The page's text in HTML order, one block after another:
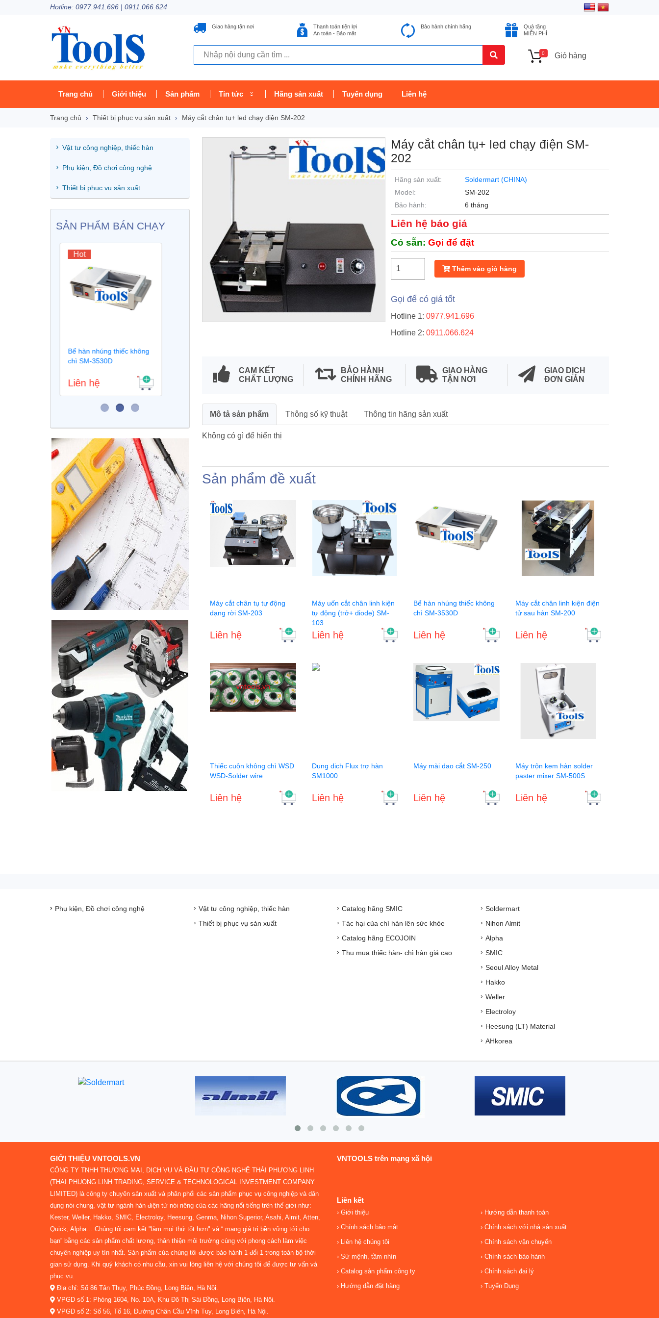
Hotline: 0977.941.696 | 0911.066.624
Giao hàng tận nơi
Thanh toán tiện lợi
An toàn - Bảo mật
Bảo hành chính hãng
Quà tặng
MIỄN PHÍ
0 Giỏ hàng
Trang chủ Giới thiệu Sản phẩm Tin tức Hãng sản xuất Tuyển dụng Liên hệ
Trang chủ Thiết bị phục vụ sản xuất Máy cắt chân tụ+ led chạy điện SM-202
Máy cắt chân tụ+ led chạy điện SM-
202
Hãng sản xuất:
Soldermart (CHINA)
Model:
SM-202
Bảo hành:
6 tháng
Liên hệ báo giá
Có sẵn: Gọi để đặt
Thêm vào giỏ hàng
Gọi để có giá tốt
Hotline 1: 0977.941.696
Hotline 2: 0911.066.624
CAM KẾT
CHẤT LƯỢNG
BẢO HÀNH
CHÍNH HÃNG
GIAO HÀNG
TẬN NƠI
GIAO DỊCH
ĐƠN GIẢN
Mô tả sản phẩm Thông số kỹ thuật Thông tin hãng sản xuất
Không có gì để hiển thị
Sản phẩm đề xuất
Máy cắt chân tụ tự động
dạng rời SM-203
Liên hệ
Máy uốn cắt chân linh kiện
tự động (trở+ diode) SM-
103
Liên hệ
Bể hàn nhúng thiếc không
chì SM-3530D
Liên hệ
Máy cắt chân linh kiện điện
tử sau hàn SM-200
Liên hệ
Thiếc cuộn không chì WSD
WSD-Solder wire
Liên hệ
Dung dịch Flux trợ hàn
SM1000
Liên hệ
Máy mài dao cắt SM-250
Liên hệ
Máy trộn kem hàn solder
paster mixer SM-500S
Liên hệ
Vật tư công nghiệp, thiếc hàn
Phụ kiện, Đồ chơi công nghệ
Thiết bị phục vụ sản xuất
SẢN PHẨM BÁN CHẠY
Hot
Thiếc hàn cuộn không chì
Heesung HGF32 Super
Liên hệ
Hot
Liên hệ
Phụ kiện, Đồ chơi công nghệ
Vật tư công nghiệp, thiếc hàn
Thiết bị phục vụ sản xuất
Catalog hãng SMIC
Tác hại của chì hàn lên sức khỏe
Catalog hãng ECOJOIN
Thu mua thiếc hàn- chì hàn giá cao
Soldermart
Nihon Almit
Alpha
SMIC
Seoul Alloy Metal
Hakko
Weller
Electroloy
Heesung (LT) Material
AHkorea
GIỚI THIỆU VNTOOLS.VN
CÔNG TY TNHH THƯƠNG MẠI, DỊCH VỤ VÀ ĐẦU TƯ CÔNG NGHỆ THÁI PHƯƠNG LINH
(THAI PHUONG LINH TRADING, SERVICE & TECHNOLOGICAL INVESTMENT COMPANY
LIMITED) là công ty chuyên sản xuất và phân phối các sản phẩm phục vụ công nghiệp và dân
dụng nói chung, vật tư ngành hàn điện tử nói riêng của các hãng nổi tiếng trên thế giới như:
Kester, Weller, Hakko, SMIC, Electroloy, Heesung, Genma, Nihon Superior, Asahi, Almit, Atten,
Quick, Alpha… Chúng tôi cam kết "làm mọi thứ tốt hơn" và “ mang giá trị bền vững tới cho
bạn” bằng các sản phẩm chất lượng, thân thiện môi trường cùng với phong cách làm việc
chuyên nghiệp uy tín nhất. Sản phẩm của chúng tôi được bảo hành 1 đổi 1 trong toàn bộ thời
gian sử dụng. Khi quý khách có nhu cầu, xin vui lòng liên hệ với chúng tôi để được tư vấn và
phục vụ.
Địa chỉ: Số 86 Tân Thụy, Phúc Đồng, Long Biên, Hà Nội.
VPGD số 1: Phòng 1604, No. 10A, Khu Đô Thị Sài Đồng, Long Biên, Hà Nội.
VPGD số 2: Số 56, Tổ 16, Đường Chân Cầu Vĩnh Tuy, Long Biên, Hà Nội.
VNTOOLS trên mạng xã hội
Liên kết
Giới thiệu
Chính sách bảo mật
Liên hệ chúng tôi
Sứ mệnh, tầm nhìn
Catalog sản phẩm công ty
Hướng dẫn đặt hàng
Hướng dẫn thanh toán
Chính sách với nhà sản xuất
Chính sách vận chuyển
Chính sách bảo hành
Chính sách đại lý
Tuyển Dụng